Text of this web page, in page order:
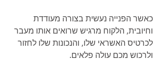
כאשר הפנייה נעשית בצורה מעודדת
וחיובית, הלקוח מרגיש שרואים אותו מעבר
לכרטיס האשראי שלו, והנכונות שלו לחזור
ולרכוש מכם עולה פלאים.